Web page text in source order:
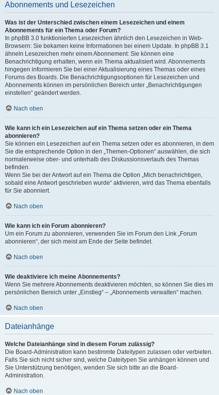
Abonnements und Lesezeichen
Was ist der Unterschied zwischen einem Lesezeichen und einem
Abonnements für ein Thema oder Forum?
In phpBB 3.0 funktionierten Lesezeichen ähnlich den Lesezeichen in Web-
Browsern: Sie bekamen keine Informationen bei einem Update. In phpBB 3.1
ähneln Lesezeichen mehr einem Abonnement: Sie können eine
Benachrichtigung erhalten, wenn ein Thema aktualisiert wird. Abonnements
hingegen informieren Sie bei einer Aktualisierung eines Themas oder eines
Forums des Boards. Die Benachrichtigungsoptionen für Lesezeichen und
Abonnements können im persönlichen Bereich unter „Benachrichtigungen
einstellen“ geändert werden.
Nach oben
Wie kann ich ein Lesezeichen auf ein Thema setzen oder ein Thema
abonnieren?
Sie können ein Lesezeichen auf ein Thema setzen oder es abonnieren, in dem
Sie die entsprechende Option in den „Themen-Optionen“ auswählen, die sich
normalerweise ober- und unterhalb des Diskussionsverlaufs des Themas
befinden.
Wenn Sie bei der Antwort auf ein Thema die Option „Mich benachrichtigen,
sobald eine Antwort geschrieben wurde“ aktivieren, wird das Thema ebenfalls
für Sie abonniert.
Nach oben
Wie kann ich ein Forum abonnieren?
Um ein Forum zu abonnieren, verwenden Sie im Forum den Link „Forum
abonnieren“, der sich meist am Ende der Seite befindet.
Nach oben
Wie deaktiviere ich meine Abonnements?
Wenn Sie mehrere Abonnements deaktivieren möchten, so können Sie dies im
persönlichen Bereich unter „Einstieg“ – „Abonnements verwalten“ machen.
Nach oben
Dateianhänge
Welche Dateianhänge sind in diesem Forum zulässig?
Die Board-Administration kann bestimmte Dateitypen zulassen oder verbieten.
Falls Sie sich nicht sicher sind, welche Dateitypen Sie anhängen können und
Sie Unterstützung benötigen, wenden Sie sich bitte an die Board-
Administration.
Nach oben